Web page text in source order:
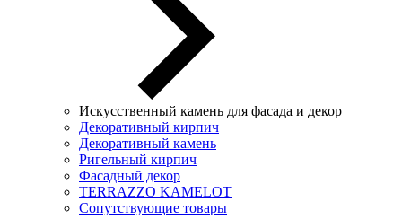
Искусственный камень для фасада и декор
Декоративный кирпич
Декоративный камень
Ригельный кирпич
Фасадный декор
TERRAZZO KAMELOT
Сопутствующие товары